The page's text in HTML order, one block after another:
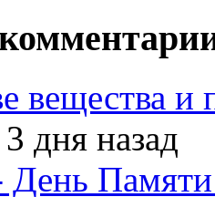
вещества и
дня назад
День